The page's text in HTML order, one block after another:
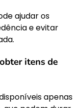
ajudar os
e evitar
itens de
apenas